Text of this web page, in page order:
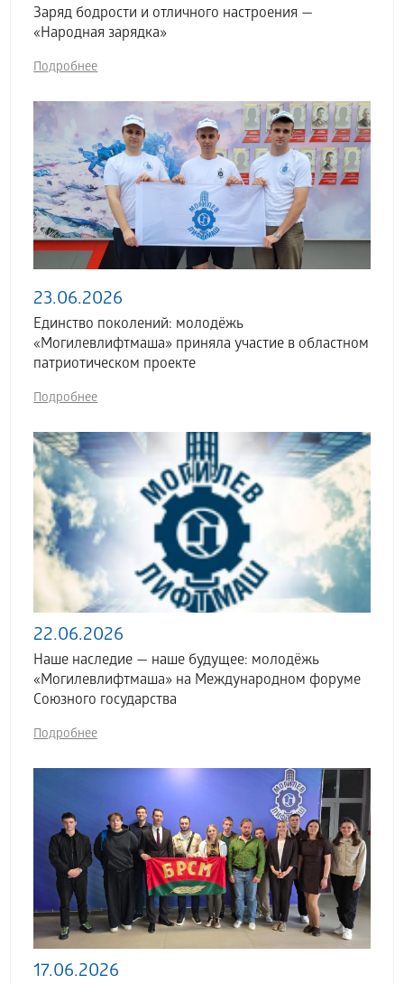
Заряд бодрости и отличного настроения —
«Народная зарядка»
Подробнее
23.06.2026
Единство поколений: молодёжь
«Могилевлифтмаша» приняла участие в областном
патриотическом проекте
Подробнее
22.06.2026
Наше наследие — наше будущее: молодёжь
«Могилевлифтмаша» на Международном форуме
Союзного государства
Подробнее
17.06.2026